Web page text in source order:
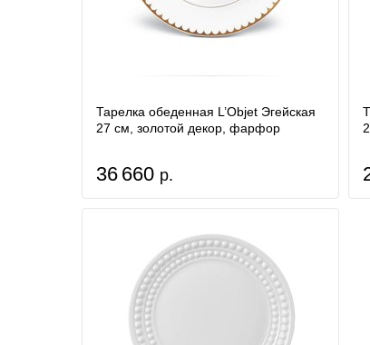
Тарелка обеденная L’Objet Эгейская
27 см, золотой декор, фарфор
36 660 р.